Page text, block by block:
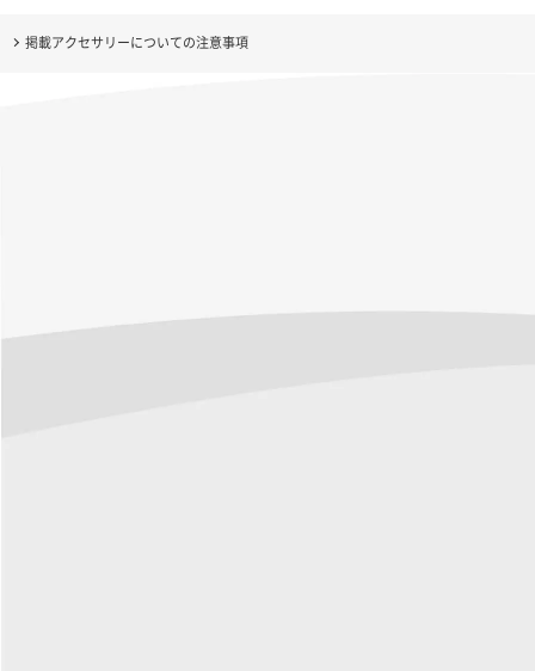
掲載アクセサリーについての注意事項